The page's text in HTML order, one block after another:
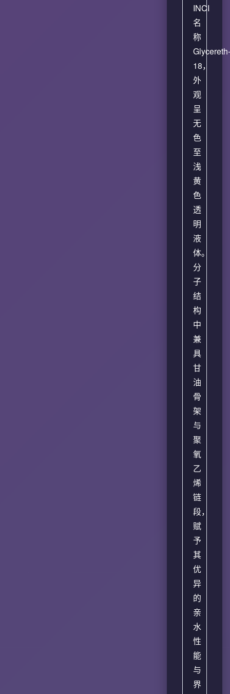
INCI
名
称
Glycereth-
18，
外
观
呈
无
色
至
浅
黄
色
透
明
液
体。
分
子
结
构
中
兼
具
甘
油
骨
架
与
聚
氧
乙
烯
链
段，
赋
予
其
优
异
的
亲
水
性
能
与
界